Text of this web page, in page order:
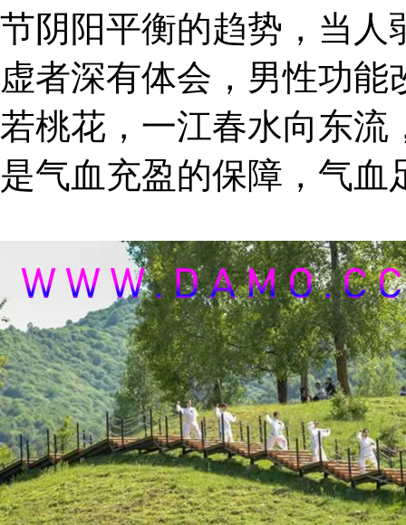
节阴阳平衡的趋势，当人
虚者深有体会，男性功
若桃花，一江春水向东流
是气血充盈的保障，气